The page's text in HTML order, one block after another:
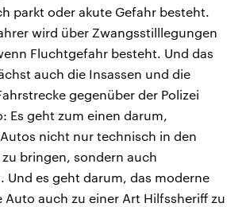
parkt oder akute Gefahr besteht.
wird über Zwangsstilllegungen
Fluchtgefahr besteht. Und das
auch die Insassen und die
gegenüber der Polizei
Es geht zum einen darum,
nicht nur technisch in den
bringen, sondern auch
Und es geht darum, das moderne
auch zu einer Art Hilfssheriff zu